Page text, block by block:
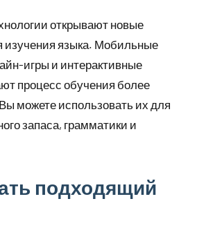
открывают новые
изучения языка. Мобильные
игры и интерактивные
процесс обучения более
можете использовать их для
запаса, грамматики и
подходящий